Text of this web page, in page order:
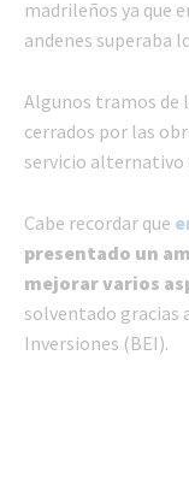
madrileños ya que
andenes superaba
Algunos tramos de
cerrados por las
servicio alternativo
Cabe recordar que
presentado un
mejorar varios
solventado gracias
Inversiones (BEI).